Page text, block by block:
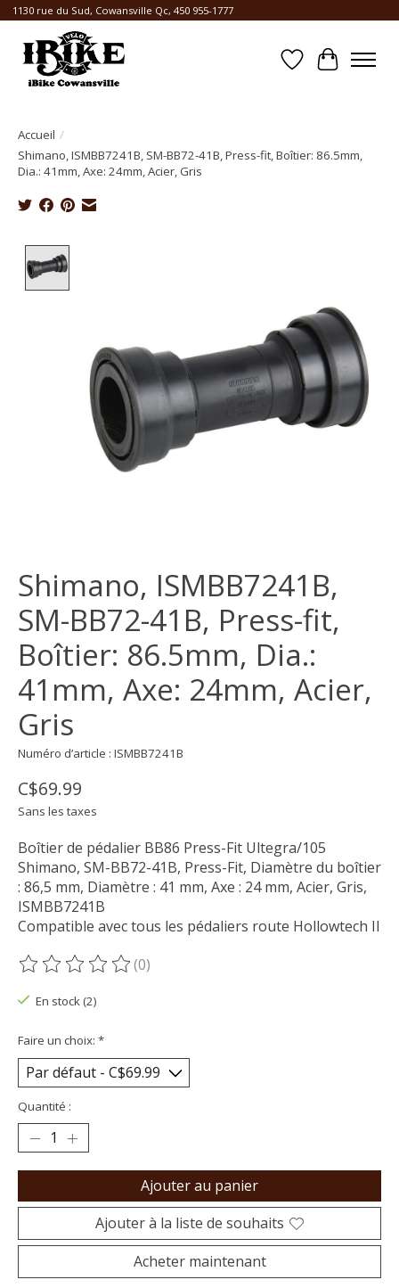
1130 rue du Sud, Cowansville Qc, 450 955-1777
Liste dePanier
Accueil /
Shimano, ISMBB7241B, SM-BB72-41B, Press-fit, Boîtier: 86.5mm,
Dia.: 41mm, Axe: 24mm, Acier, Gris
Shimano, ISMBB7241B,
SM-BB72-41B, Press-fit,
Boîtier: 86.5mm, Dia.:
41mm, Axe: 24mm, Acier,
Gris
Numéro d’article : ISMBB7241B
C$69.99
Sans les taxes
Boîtier de pédalier BB86 Press-Fit Ultegra/105
Shimano, SM-BB72-41B, Press-Fit, Diamètre du boîtier
: 86,5 mm, Diamètre : 41 mm, Axe : 24 mm, Acier, Gris,
ISMBB7241B
Compatible avec tous les pédaliers route Hollowtech II
Ce produit est évalué à
(0)
En stock (2)
Faire un choix: *
Quantité :
Ajouter au panier
Ajouter à la liste de souhaits
Acheter maintenant